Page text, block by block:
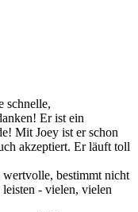
schnelle,
Er ist ein
Mit Joey ist er schon
akzeptiert. Er läuft toll
bestimmt nicht
- vielen, vielen